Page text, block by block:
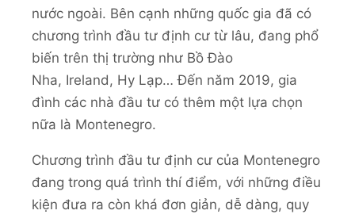
nước ngoài. Bên cạnh những quốc gia đã có
chương trình đầu tư định cư từ lâu, đang phổ
biến trên thị trường như Bồ Đào
Nha, Ireland, Hy Lạp… Đến năm 2019, gia
đình các nhà đầu tư có thêm một lựa chọn
nữa là Montenegro.
Chương trình đầu tư định cư của Montenegro
đang trong quá trình thí điểm, với những điều
kiện đưa ra còn khá đơn giản, dễ dàng, quy